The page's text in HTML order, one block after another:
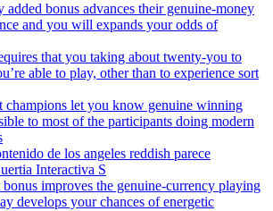
added bonus advances their genuine-money
and you will expands your odds of
that you taking about twenty-you to
able to play, other than to experience sort
champions let you know genuine winning
to most of the participants doing modern
de los angeles reddish parece
Interactiva S
improves the genuine-currency playing
develops your chances of energetic